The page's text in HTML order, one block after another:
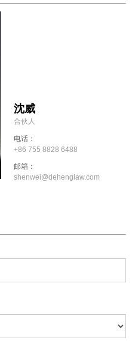
沈威
合伙人
电话：
+86 755 8828 6488
邮箱：
shenwei@dehenglaw.com